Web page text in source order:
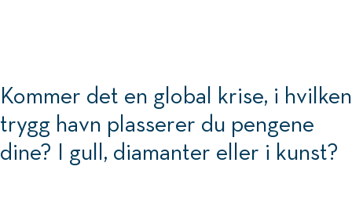
Kommer det en global krise, i hvilken
trygg havn plasserer du pengene
dine? I gull, diamanter eller i kunst?